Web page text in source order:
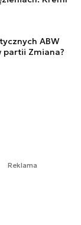
ABW
Zmiana?
Reklama